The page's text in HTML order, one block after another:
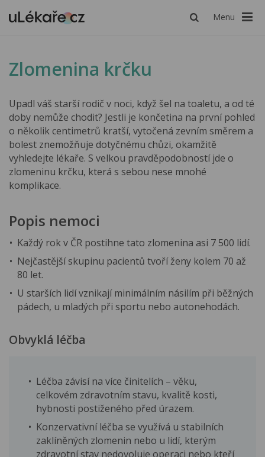
Menu
Zlomenina krčku
Upadl váš starší rodič v noci, když šel na toaletu, a od té
doby nemůže chodit? Jestli je končetina na první pohled
o několik centimetrů kratší, vytočená zevním směrem a
bolest znemožňuje dotyčnému chůzi, okamžitě
vyhledejte lékaře. S velkou pravděpodobností jde o
zlomeninu krčku, která s sebou nese mnohé
komplikace.
Popis nemoci
Každý rok v ČR postihne tato zlomenina asi 7 500 lidí.
Nejčastější skupinu pacientů tvoří ženy kolem 70 až
80 let.
U starších lidí vznikají minimálním násilím při běžných
pádech, u mladých při sportu nebo autonehodách.
Obvyklá léčba
Léčba závisí na více činitelích – věku,
celkovém zdravotním stavu, kvalitě kosti,
hybnosti postiženého před úrazem.
Konzervativní léčba se využívá u stabilních
zaklíněných zlomenin nebo u lidí, kterým
zdravotní stav nedovoluje operaci nebo kteří